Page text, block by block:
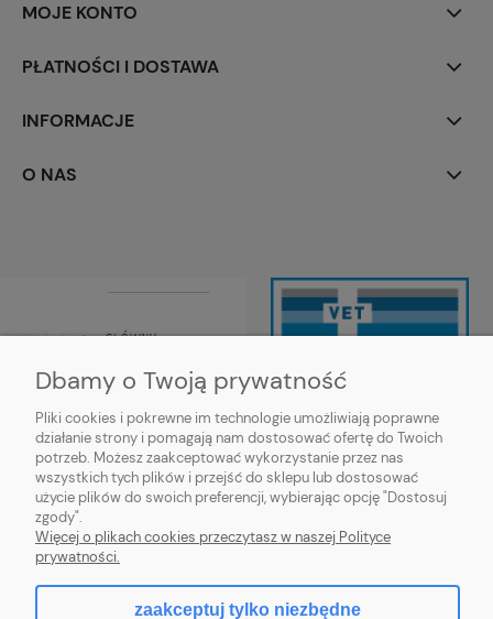
MOJE KONTO
PŁATNOŚCI I DOSTAWA
INFORMACJE
O NAS
Wojewódzki Inspektorat Weterynarii
w Siedlcach ul. Kazimierzowska 29,
08-110 Siedlce
https://mazowsze.wiw.gov.pl/
Dbamy o Twoją prywatność
Pliki cookies i pokrewne im technologie umożliwiają poprawne
działanie strony i pomagają nam dostosować ofertę do Twoich
potrzeb. Możesz zaakceptować wykorzystanie przez nas
wszystkich tych plików i przejść do sklepu lub dostosować
użycie plików do swoich preferencji, wybierając opcję "Dostosuj
zgody".
Więcej o plikach cookies przeczytasz w naszej Polityce
prywatności.
zaakceptuj tylko niezbędne